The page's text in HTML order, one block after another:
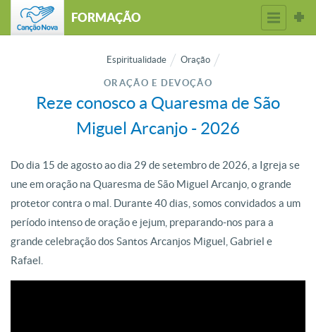
FORMAÇÃO
Espiritualidade Oração
ORAÇÃO E DEVOÇÃO
Reze conosco a Quaresma de São
Miguel Arcanjo - 2026
Do dia 15 de agosto ao dia 29 de setembro de 2026, a Igreja se
une em oração na Quaresma de São Miguel Arcanjo, o grande
protetor contra o mal. Durante 40 dias, somos convidados a um
período intenso de oração e jejum, preparando-nos para a
grande celebração dos Santos Arcanjos Miguel, Gabriel e
Rafael.